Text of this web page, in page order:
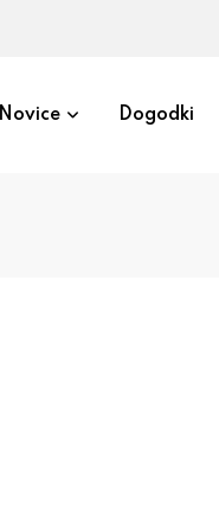
Novice Dogodki